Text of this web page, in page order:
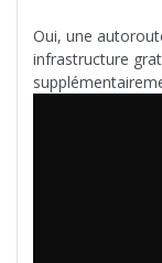
Oui, une
infrastructure